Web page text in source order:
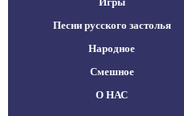
Песни русского застолья
Народное
Смешное
О НАС